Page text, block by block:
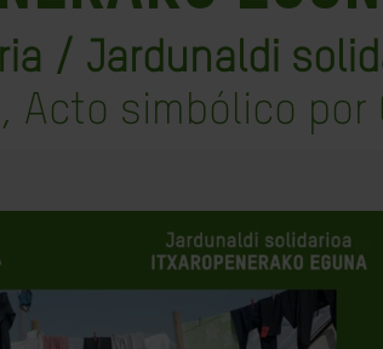
/ Jardunaldi
Acto simbólico por